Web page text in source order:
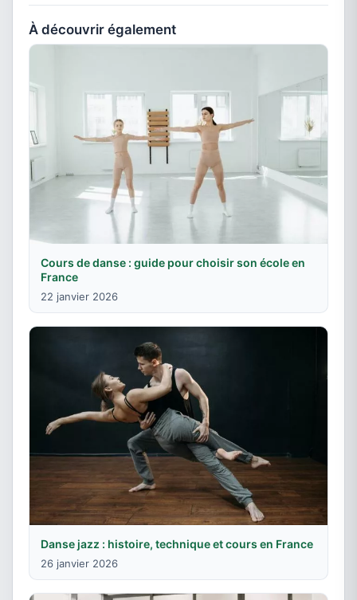
À découvrir également
Cours de danse : guide pour choisir son école en
France
22 janvier 2026
Danse jazz : histoire, technique et cours en France
26 janvier 2026